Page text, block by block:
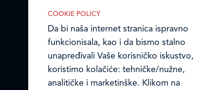
Politika kolačića
COOKIE POLICY
Da bi naša internet stranica ispravno
funkcionisala, kao i da bismo stalno
unapređivali Vaše korisničko iskustvo,
koristimo kolačiće: tehničke/nužne,
analitičke i marketinške. Klikom na
Ovi kolačići omogućavaju osnovne
funkcionalnosti internet stranice. Bez
njih, naša internet stranica ne može
pravilno da funkcioniše, a možete ih
isključiti menjanjem podešavanja u
svom internet pretraživaču.